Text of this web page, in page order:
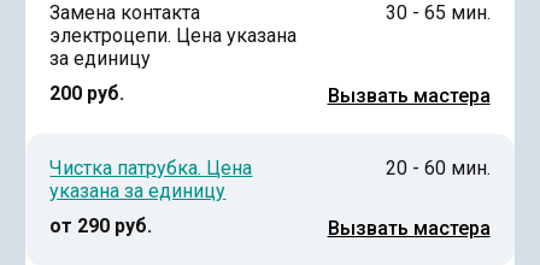
Замена контакта
электроцепи. Цена указана
за единицу
200 руб.
30 - 65 мин.
Вызвать мастера
Чистка патрубка. Цена
указана за единицу
от 290 руб.
20 - 60 мин.
Вызвать мастера